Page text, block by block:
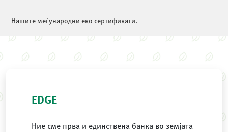
Нашите меѓународни еко сертификати.
EDGE
Ние сме прва и единствена банка во земјата